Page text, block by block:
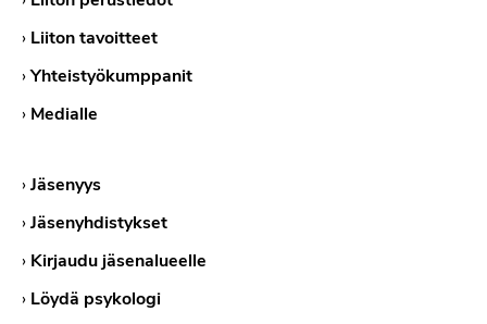
› Liiton tavoitteet
›Yhteistyökumppanit
› Medialle
›Jäsenyys
›Jäsenyhdistykset
› Kirjaudu jäsenalueelle
› Löydä psykologi